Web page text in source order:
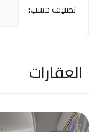
تصنيف حسب:
العقارات